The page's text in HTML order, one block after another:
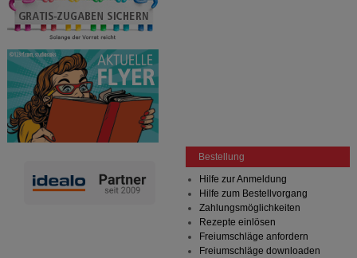
Bestellung
Hilfe zur Anmeldung
Hilfe zum Bestellvorgang
Zahlungsmöglichkeiten
Rezepte einlösen
Freiumschläge anfordern
Freiumschläge downloaden